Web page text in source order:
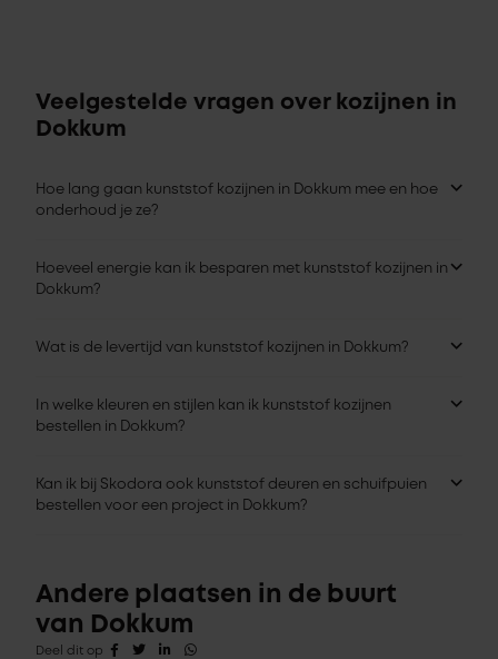
Veelgestelde vragen over kozijnen in
Dokkum
Hoe lang gaan kunststof kozijnen in Dokkum mee en hoe
onderhoud je ze?
Hoeveel energie kan ik besparen met kunststof kozijnen in
Dokkum?
Wat is de levertijd van kunststof kozijnen in Dokkum?
In welke kleuren en stijlen kan ik kunststof kozijnen
bestellen in Dokkum?
Kan ik bij Skodora ook kunststof deuren en schuifpuien
bestellen voor een project in Dokkum?
Andere plaatsen in de buurt
van Dokkum
Deel dit op